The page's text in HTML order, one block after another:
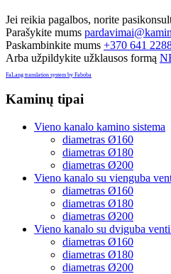
Jei reikia pagalbos, norite
Parašykite mums
Paskambinkite mums +370 641
Arba užpildykite užklausos formą
FaLang translation system by Faboba
Kaminų tipai
Vieno kanalo kamino sistema
diametras Ø160
diametras Ø180
diametras Ø200
Vieno kanalo su vienguba
diametras Ø160
diametras Ø180
diametras Ø200
Vieno kanalo su dviguba
diametras Ø160
diametras Ø180
diametras Ø200